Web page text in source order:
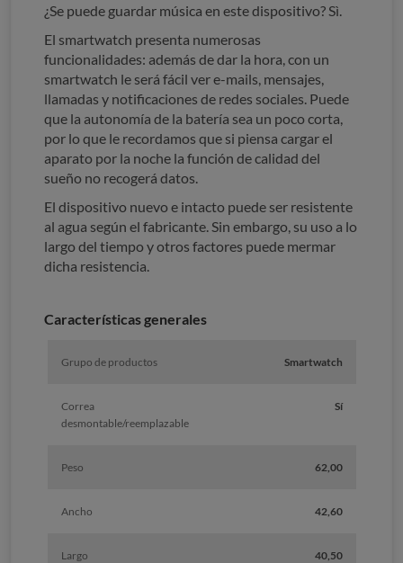
¿Se puede guardar música en este dispositivo? Sì.
El smartwatch presenta numerosas
funcionalidades: además de dar la hora, con un
smartwatch le será fácil ver e-mails, mensajes,
llamadas y notificaciones de redes sociales. Puede
que la autonomía de la batería sea un poco corta,
por lo que le recordamos que si piensa cargar el
aparato por la noche la función de calidad del
sueño no recogerá datos.
El dispositivo nuevo e intacto puede ser resistente
al agua según el fabricante. Sin embargo, su uso a lo
largo del tiempo y otros factores puede mermar
dicha resistencia.
Características generales
Grupo de productos Smartwatch
Correa
desmontable/reemplazable
Sí
Peso 62,00
Ancho 42,60
Largo 40,50